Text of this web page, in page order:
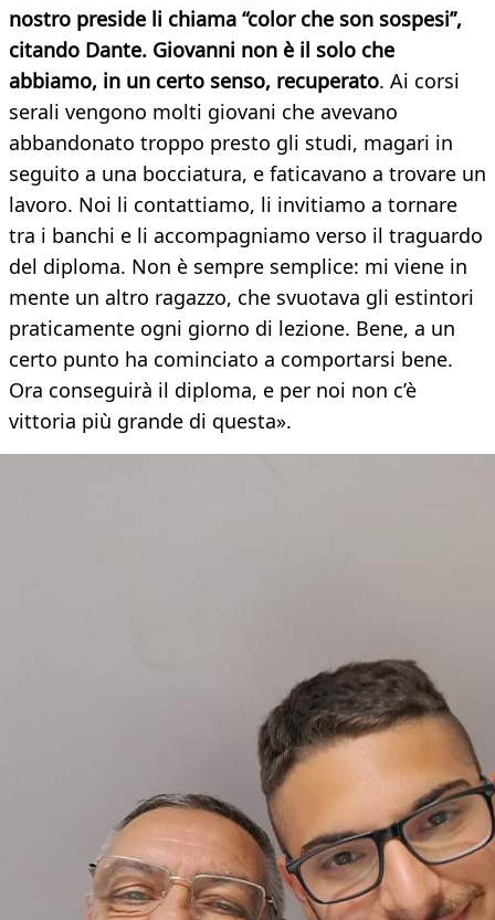
nostro preside li chiama “color che son sospesi”,
citando Dante. Giovanni non è il solo che
abbiamo, in un certo senso, recuperato. Ai corsi
serali vengono molti giovani che avevano
abbandonato troppo presto gli studi, magari in
seguito a una bocciatura, e faticavano a trovare un
lavoro. Noi li contattiamo, li invitiamo a tornare
tra i banchi e li accompagniamo verso il traguardo
del diploma. Non è sempre semplice: mi viene in
mente un altro ragazzo, che svuotava gli estintori
praticamente ogni giorno di lezione. Bene, a un
certo punto ha cominciato a comportarsi bene.
Ora conseguirà il diploma, e per noi non c’è
vittoria più grande di questa».